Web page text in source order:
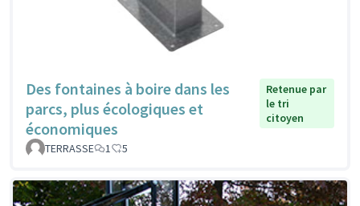
Des fontaines à boire dans les
parcs, plus écologiques et
économiques
Retenue par
le tri
citoyen
TERRASSE 1 5